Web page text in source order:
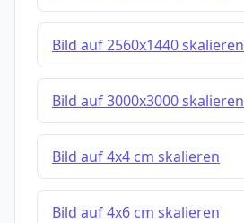
Bild auf 2560x1440 skalieren
Bild auf 3000x3000 skalieren
Bild auf 4x4 cm skalieren
Bild auf 4x6 cm skalieren